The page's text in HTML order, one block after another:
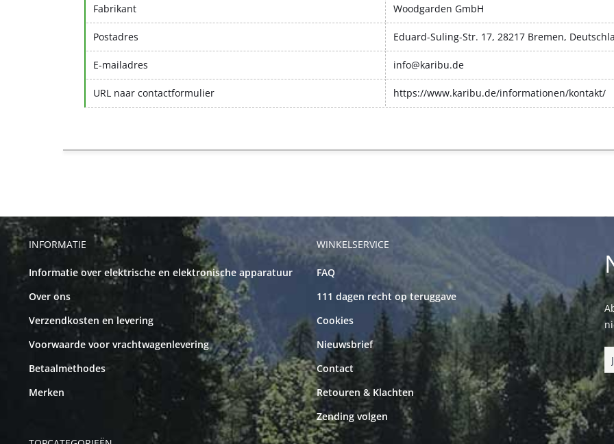
Fabrikant Woodgarden GmbH
Postadres Eduard-Suling-Str. 17, 28217 Bremen,
E-mailadres info@karibu.de
URL naar contactformulier https://www.karibu.de/informationen/kontakt/
INFORMATIE
Informatie over elektrische en elektronische apparatuur
Over ons
Verzendkosten en levering
Voorwaarde voor vrachtwagenlevering
Betaalmethodes
Merken
WINKELSERVICE
FAQ
111 dagen recht op teruggave
Cookies
Nieuwsbrief
Contact
Retouren & Klachten
Zending volgen